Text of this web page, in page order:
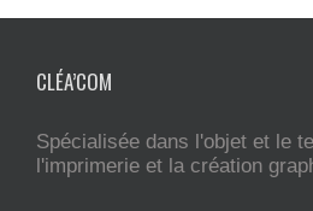
CLÉA’COM
Spécialisée dans l'objet et le
l'imprimerie et la création